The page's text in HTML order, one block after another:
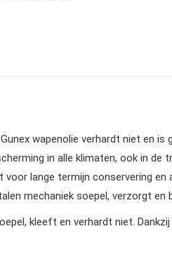
wapenolie verhardt niet en is
in alle klimaten, ook in de
lange termijn conservering en
mechaniek soepel, verzorgt en
kleeft en verhardt niet.